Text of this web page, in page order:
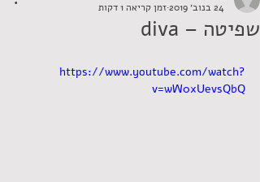
שפיטה – diva
24 בנוב׳ 2019
זמן קריאה 1 דקות
https://www.youtube.com/watch?
v=wW0xUevsQbQ